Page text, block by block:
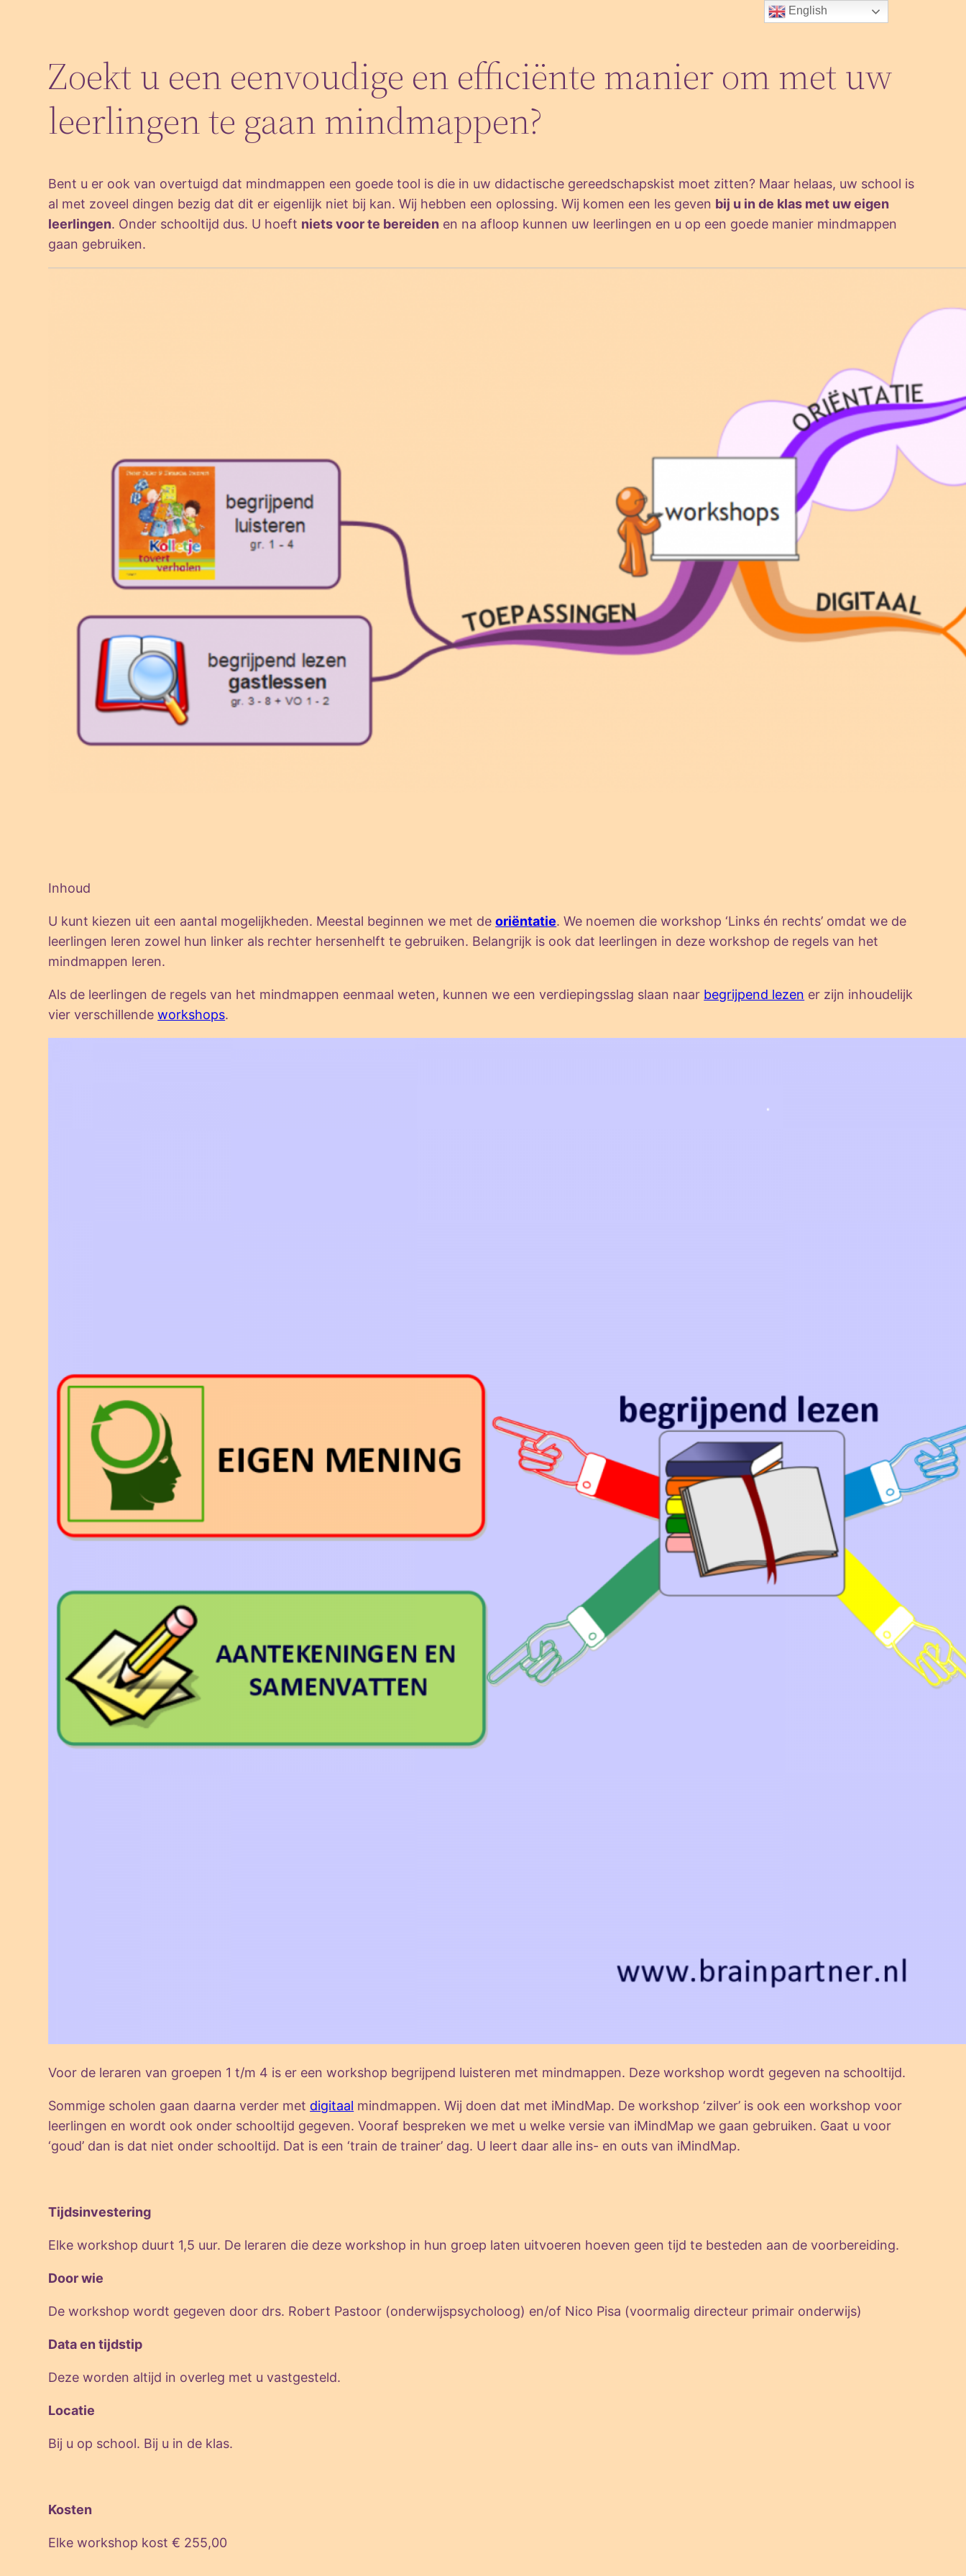
Zoekt u een eenvoudige en efficiënte manier om met uw
leerlingen te gaan mindmappen?
Bent u er ook van overtuigd dat mindmappen een goede tool is die in uw didactische gereedschapskist moet zitten? Maar helaas, uw school is
al met zoveel dingen bezig dat dit er eigenlijk niet bij kan. Wij hebben een oplossing. Wij komen een les geven bij u in de klas met uw eigen
leerlingen. Onder schooltijd dus. U hoeft niets voor te bereiden en na afloop kunnen uw leerlingen en u op een goede manier mindmappen
gaan gebruiken.
Inhoud
U kunt kiezen uit een aantal mogelijkheden. Meestal beginnen we met deoriëntatie. We noemen die workshop ‘Links én rechts’ omdat we de
leerlingen leren zowel hun linker als rechter hersenhelft te gebruiken. Belangrijk is ook dat leerlingen in deze workshop de regels van het
mindmappen leren.
Als de leerlingen de regels van het mindmappen eenmaal weten, kunnen we een verdiepingsslag slaan naar begrijpend lezen er zijn inhoudelijk
vier verschillendeworkshops.
Voor de leraren van groepen 1 t/m 4 is er een workshop begrijpend luisteren met mindmappen. Deze workshop wordt gegeven na schooltijd.
Sommige scholen gaan daarna verder met digitaal mindmappen. Wij doen dat met iMindMap. De workshop ‘zilver’ is ook een workshop voor
leerlingen en wordt ook onder schooltijd gegeven. Vooraf bespreken we met u welke versie van iMindMap we gaan gebruiken. Gaat u voor
‘goud’ dan is dat niet onder schooltijd. Dat is een ‘train de trainer’ dag. U leert daar alle ins- en outs van iMindMap.
Tijdsinvestering
Elke workshop duurt 1,5 uur. De leraren die deze workshop in hun groep laten uitvoeren hoeven geen tijd te besteden aan de voorbereiding.
Door wie
De workshop wordt gegeven door drs. Robert Pastoor (onderwijspsycholoog) en/of Nico Pisa (voormalig directeur primair onderwijs)
Data en tijdstip
Deze worden altijd in overleg met u vastgesteld.
Locatie
Bij u op school. Bij u in de klas.
Kosten
Elke workshop kost € 255,00
English